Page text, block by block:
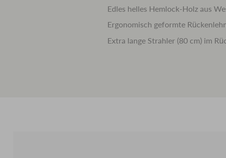
Edles helles Hemlock-Holz aus
Ergonomisch geformte
Extra lange Strahler (80 cm) im